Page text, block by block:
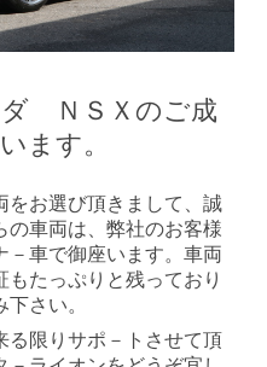
ダ ＮＳＸのご成
ます。
をお選び頂きまして、誠
の車両は、弊社のお客様
－車で御座います。車両
たっぷりと残っており
さい。
る限りサポ－トさせて頂